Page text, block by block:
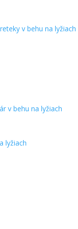
v behu na lyžiach
v behu na lyžiach
lyžiach